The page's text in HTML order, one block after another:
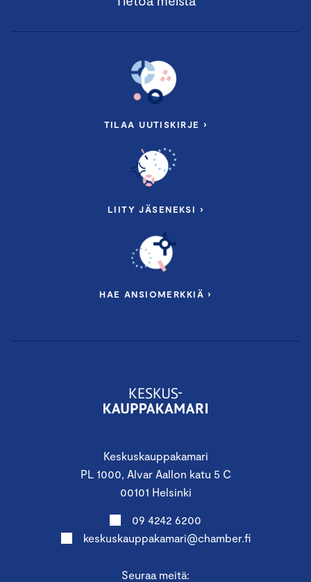
Keskuskauppakamari
PL 1000, Alvar Aallon katu 5 C
00101 Helsinki
09 4242 6200
keskuskauppakamari@chamber.fi
Seuraa meitä:
TILAA UUTISKIRJE ›
LIITY JÄSENEKSI ›
HAE ANSIOMERKKIÄ ›